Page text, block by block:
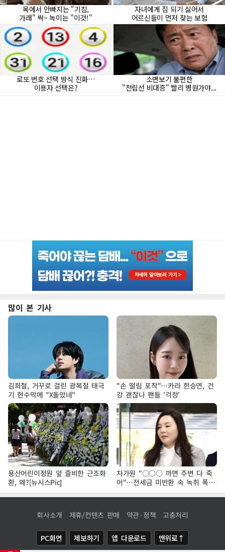
많이 본 기사
김희철, 거꾸로 걸린 광복절 태극
기 현수막에 "X돌았네"
"손 떨림 포착"…카라 한승연, 건
강 괜찮나 팬들 '걱정'
용산어린이정원 앞 즐비한 근조화
환, 왜?[뉴시스Pic]
차가원 "○○○ 까면 주변 다 죽
어"…전세금 미반환 속 녹취 폭로
파장
회사소개 제휴/컨텐츠 판매 약관·정책 고충처리
PC화면 제보하기 앱 다운로드 맨위로↑